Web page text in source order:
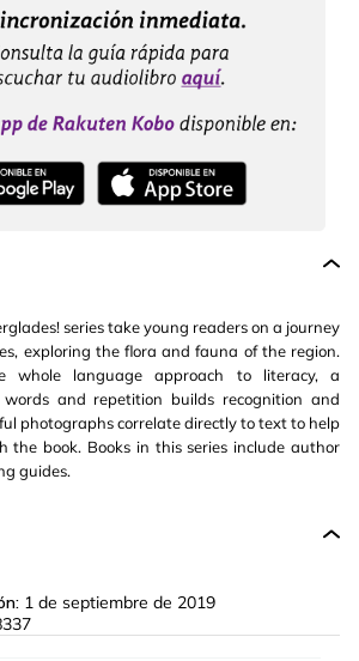
series take young readers on a journey
exploring the flora and fauna of the region.
whole language approach to literacy, a
and repetition builds recognition and
photographs correlate directly to text to help
the book. Books in this series include author
guides.
1 de septiembre de 2019